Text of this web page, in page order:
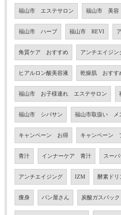
福山市 エステサロン 福山市 美容
福山市 ハーブ 福山市 REVI
角質ケア おすすめ アンチエイジン
ヒアルロン酸美容液 乾燥肌 おすす
福山市 お子様連れ エステサロン
福山市 シバサン 福山市取扱い メ
キャンペーン お得 キャンペーン
青汁 インナーケア 青汁 スー
アンチエイジング IZM 酵素ドリ
痩身 パン屋さん 炭酸ガスパッ